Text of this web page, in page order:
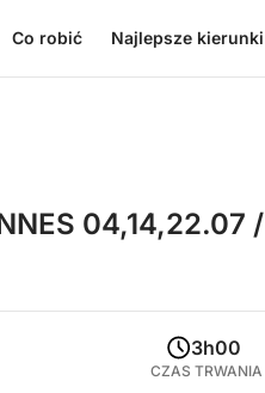
Co robić Najlepsze kierunki
04,14,22.07 /
3h00
CZAS TRWANIA